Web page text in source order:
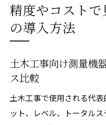
精度やコスト
の導入方法
土木工事向け測量機
ス比較
土木工事で使用される代
ット、レベル、トータル